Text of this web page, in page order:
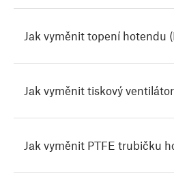
Jak vyměnit topení hotendu
Jak vyměnit tiskový
Jak vyměnit PTFE trubičku